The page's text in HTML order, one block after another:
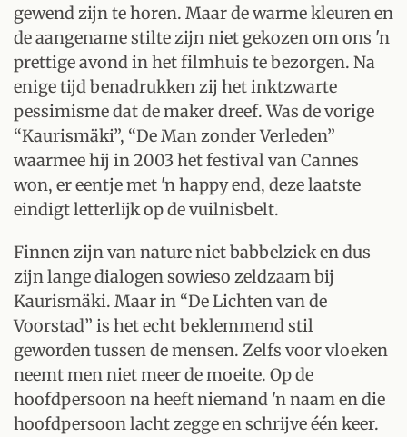
gewend zijn te horen. Maar de warme kleuren en
de aangename stilte zijn niet gekozen om ons 'n
prettige avond in het filmhuis te bezorgen. Na
enige tijd benadrukken zij het inktzwarte
pessimisme dat de maker dreef. Was de vorige
“Kaurismäki”, “De Man zonder Verleden”
waarmee hij in 2003 het festival van Cannes
won, er eentje met 'n happy end, deze laatste
eindigt letterlijk op de vuilnisbelt.
Finnen zijn van nature niet babbelziek en dus
zijn lange dialogen sowieso zeldzaam bij
Kaurismäki. Maar in “De Lichten van de
Voorstad” is het echt beklemmend stil
geworden tussen de mensen. Zelfs voor vloeken
neemt men niet meer de moeite. Op de
hoofdpersoon na heeft niemand 'n naam en die
hoofdpersoon lacht zegge en schrijve één keer.